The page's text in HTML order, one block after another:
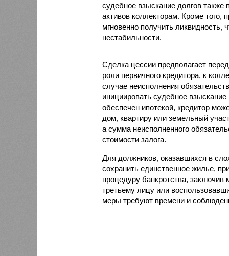
судебное взыскание долгов также
активов коллекторам. Кроме того,
мгновенно получить ликвидность,
нестабильности.
Сделка цессии предполагает
роли первичного кредитора, к
случае неисполнения
инициировать судебное
обеспечен ипотекой, кредитор
дом, квартиру или земельный
а сумма неисполненного
стоимости залога.
Для должников, оказавшихся в
сохранить единственное жилье,
процедуру банкротства, заключив
третьему лицу или
меры требуют времени и